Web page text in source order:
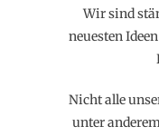
Wir sind
neuesten
Nicht alle
unter